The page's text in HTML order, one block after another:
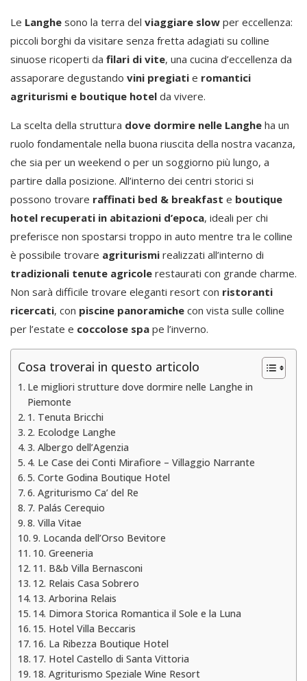
Le Langhe sono la terra del viaggiare slow per eccellenza:
piccoli borghi da visitare senza fretta adagiati su colline
sinuose ricoperti da filari di vite, una cucina d’eccellenza da
assaporare degustando vini pregiati e romantici
agriturismi e boutique hotel da vivere.
La scelta della struttura dove dormire nelle Langhe ha un
ruolo fondamentale nella buona riuscita della nostra vacanza,
che sia per un weekend o per un soggiorno più lungo, a
partire dalla posizione. All’interno dei centri storici si
possono trovare raffinati bed & breakfast e boutique
hotel recuperati in abitazioni d’epoca, ideali per chi
preferisce non spostarsi troppo in auto mentre tra le colline
è possibile trovare agriturismi realizzati all’interno di
tradizionali tenute agricole restaurati con grande charme.
Non sarà difficile trovare eleganti resort con ristoranti
ricercati, con piscine panoramiche con vista sulle colline
per l’estate e coccolose spa pe l’inverno.
Cosa troverai in questo articolo
Le migliori strutture dove dormire nelle Langhe in
Piemonte
1. Tenuta Bricchi
2. Ecolodge Langhe
3. Albergo dell’Agenzia
4. Le Case dei Conti Mirafiore – Villaggio Narrante
5. Corte Godina Boutique Hotel
6. Agriturismo Ca’ del Re
7. Palás Cerequio
8. Villa Vitae
9. Locanda dell’Orso Bevitore
10. Greeneria
11. B&b Villa Bernasconi
12. Relais Casa Sobrero
13. Arborina Relais
14. Dimora Storica Romantica il Sole e la Luna
15. Hotel Villa Beccaris
16. La Ribezza Boutique Hotel
17. Hotel Castello di Santa Vittoria
18. Agriturismo Speziale Wine Resort